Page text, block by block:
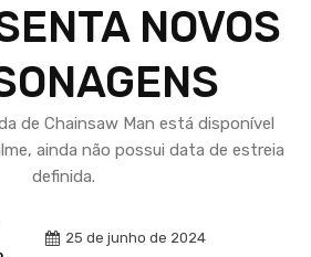
NOVOS
de Chainsaw Man está disponível
ainda não possui data de estreia
definida.
25 de junho de 2024